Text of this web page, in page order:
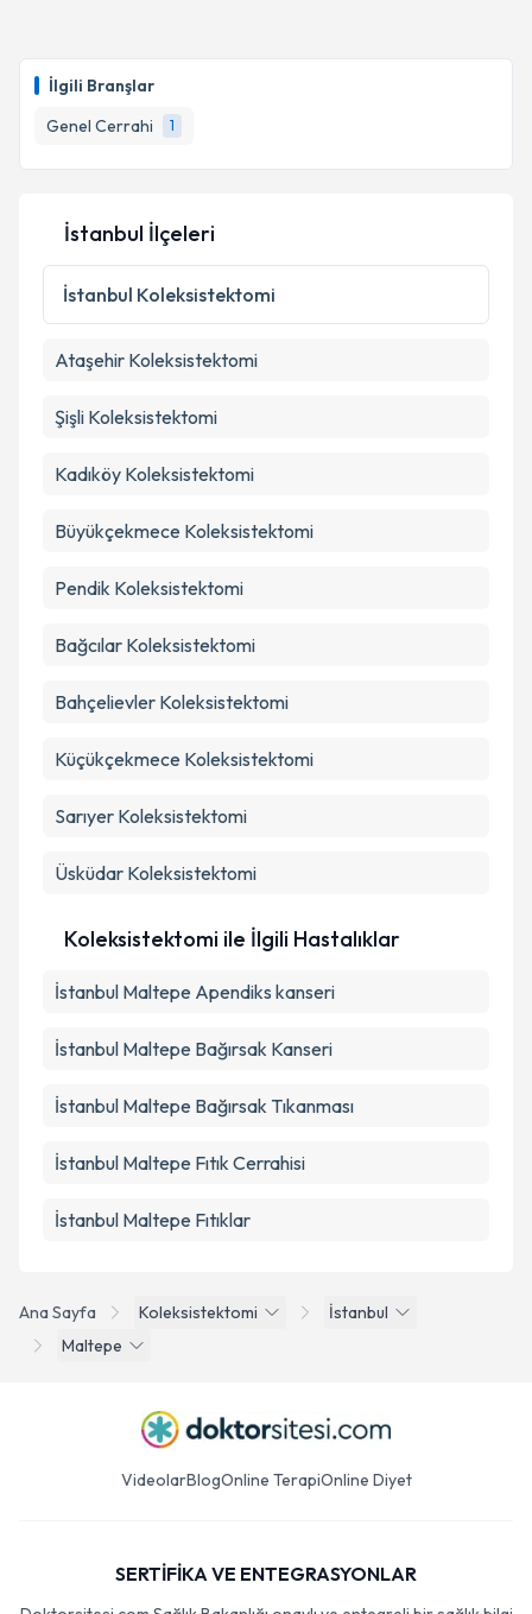
İlgili Branşlar
Genel Cerrahi
1
Ana Sayfa Koleksistektomi
İstanbul
Maltepe
İstanbul İlçeleri
İstanbul Koleksistektomi
Ataşehir Koleksistektomi
Şişli Koleksistektomi
Kadıköy Koleksistektomi
Büyükçekmece Koleksistektomi
Pendik Koleksistektomi
Bağcılar Koleksistektomi
Bahçelievler Koleksistektomi
Küçükçekmece Koleksistektomi
Sarıyer Koleksistektomi
Üsküdar Koleksistektomi
Koleksistektomi ile İlgili Hastalıklar
İstanbul Maltepe Apendiks kanseri
İstanbul Maltepe Bağırsak Kanseri
İstanbul Maltepe Bağırsak Tıkanması
İstanbul Maltepe Fıtık Cerrahisi
İstanbul Maltepe Fıtıklar
VideolarBlogOnline TerapiOnline Diyet
SERTİFİKA VE ENTEGRASYONLAR